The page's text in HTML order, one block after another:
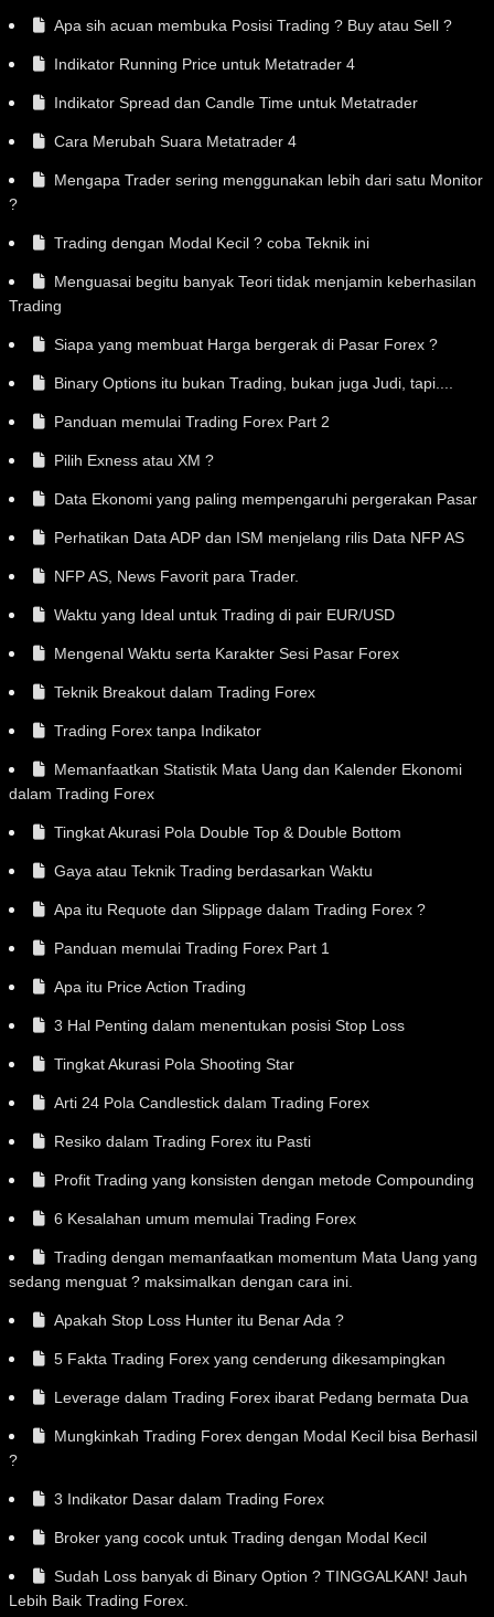
Apa sih acuan membuka Posisi Trading ? Buy atau Sell ?
Indikator Running Price untuk Metatrader 4
Indikator Spread dan Candle Time untuk Metatrader
Cara Merubah Suara Metatrader 4
Mengapa Trader sering menggunakan lebih dari satu Monitor
?
Trading dengan Modal Kecil ? coba Teknik ini
Menguasai begitu banyak Teori tidak menjamin keberhasilan
Trading
Siapa yang membuat Harga bergerak di Pasar Forex ?
Binary Options itu bukan Trading, bukan juga Judi, tapi....
Panduan memulai Trading Forex Part 2
Pilih Exness atau XM ?
Data Ekonomi yang paling mempengaruhi pergerakan Pasar
Perhatikan Data ADP dan ISM menjelang rilis Data NFP AS
NFP AS, News Favorit para Trader.
Waktu yang Ideal untuk Trading di pair EUR/USD
Mengenal Waktu serta Karakter Sesi Pasar Forex
Teknik Breakout dalam Trading Forex
Trading Forex tanpa Indikator
Memanfaatkan Statistik Mata Uang dan Kalender Ekonomi
dalam Trading Forex
Tingkat Akurasi Pola Double Top & Double Bottom
Gaya atau Teknik Trading berdasarkan Waktu
Apa itu Requote dan Slippage dalam Trading Forex ?
Panduan memulai Trading Forex Part 1
Apa itu Price Action Trading
3 Hal Penting dalam menentukan posisi Stop Loss
Tingkat Akurasi Pola Shooting Star
Arti 24 Pola Candlestick dalam Trading Forex
Resiko dalam Trading Forex itu Pasti
Profit Trading yang konsisten dengan metode Compounding
6 Kesalahan umum memulai Trading Forex
Trading dengan memanfaatkan momentum Mata Uang yang
sedang menguat ? maksimalkan dengan cara ini.
Apakah Stop Loss Hunter itu Benar Ada ?
5 Fakta Trading Forex yang cenderung dikesampingkan
Leverage dalam Trading Forex ibarat Pedang bermata Dua
Mungkinkah Trading Forex dengan Modal Kecil bisa Berhasil
?
3 Indikator Dasar dalam Trading Forex
Broker yang cocok untuk Trading dengan Modal Kecil
Sudah Loss banyak di Binary Option ? TINGGALKAN! Jauh
Lebih Baik Trading Forex.